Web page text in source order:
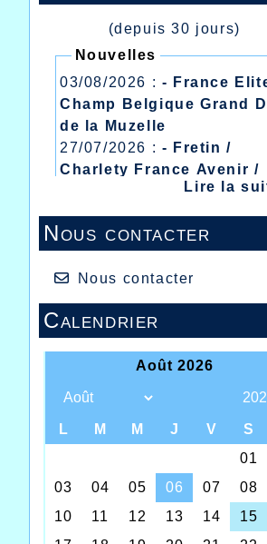
(depuis 30 jours)
Nouvelles
03/08/2026 : - France
Champ Belgique Grand
de la Muzelle
27/07/2026 : - Fretin /
Charlety France Avenir /
Heusden Zolder
20/07/2026 :- Courtrai /
Mont des Cats
Meeting Abeilles /
Régionaux /
Lire la
Nous contacter
Nous contacter
Calendrier